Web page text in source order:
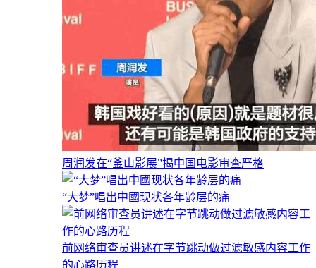
周润发在“釜山影展”揭中国电影审查严格
“大梦”唱出中國现状各年龄层的痛
前网络审查员讲述在字节跳动做过滤敏感内容工作
的心路历程